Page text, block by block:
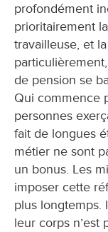
profondément
prioritairement
travailleuse, et
de pension se
Qui commence
personnes
fait de longues
métier ne sont
un bonus. Les
imposer cette
plus longtemps.
leur corps n’est